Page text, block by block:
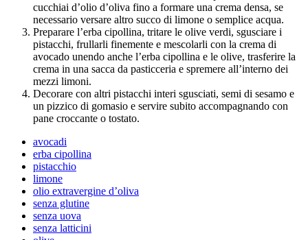
cucchiai d’olio d’oliva fino a formare una crema densa, se
necessario versare altro succo di limone o semplice acqua.
Preparare l’erba cipollina, tritare le olive verdi, sgusciare i
pistacchi, frullarli finemente e mescolarli con la crema di
avocado unendo anche l’erba cipollina e le olive, trasferire la
crema in una sacca da pasticceria e spremere all’interno dei
mezzi limoni.
Decorare con altri pistacchi interi sgusciati, semi di sesamo e
un pizzico di gomasio e servire subito accompagnando con
pane croccante o tostato.
avocadi
erba cipollina
pistacchio
limone
olio extravergine d’oliva
senza glutine
senza uova
senza latticini